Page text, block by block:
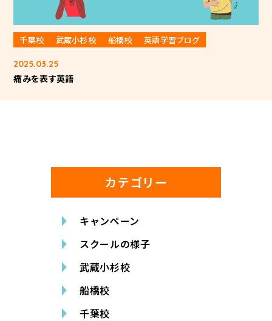
千葉校 武蔵小杉校 船橋校 英語学習ブログ
2025.03.25
痛みを表す英語
カテゴリー
キャンペーン
スクールの様子
武蔵小杉校
船橋校
千葉校